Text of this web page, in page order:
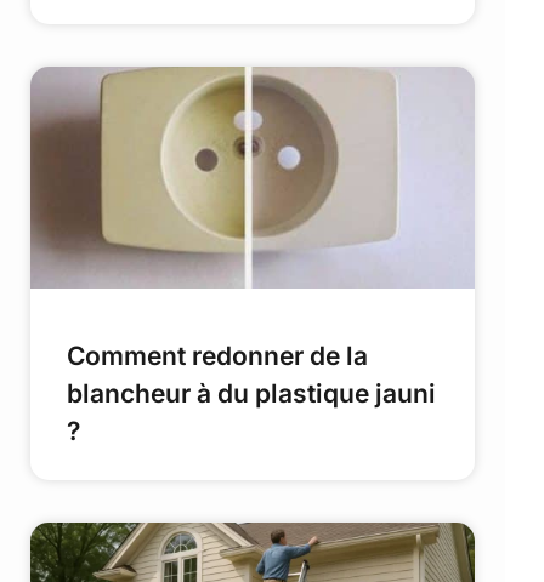
Comment redonner de la
blancheur à du plastique jauni
?